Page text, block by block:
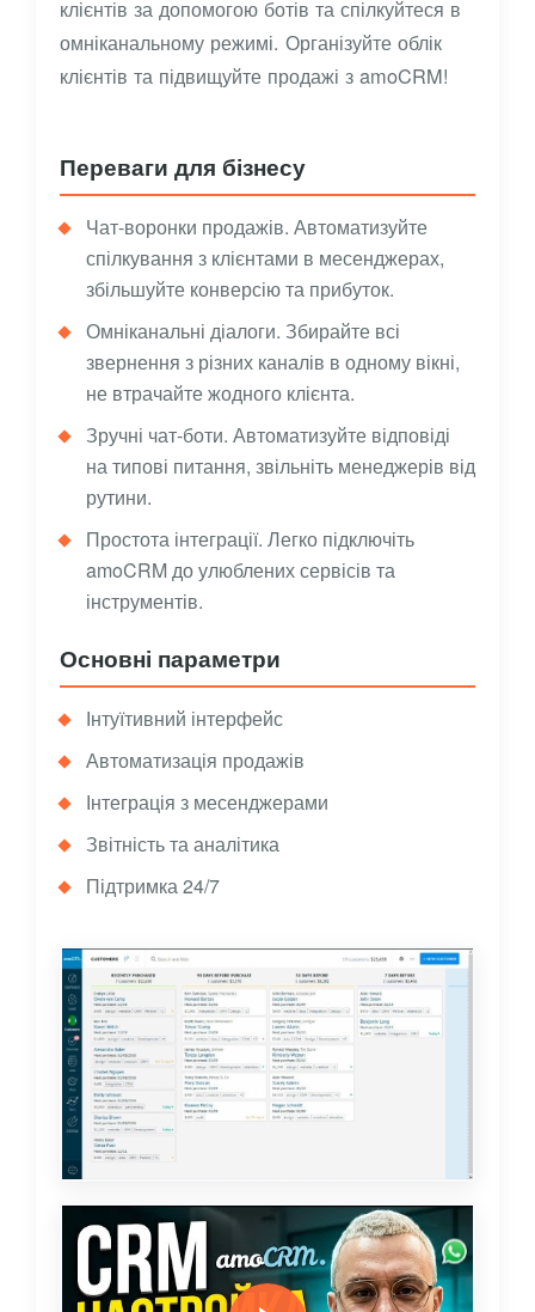
клієнтів за допомогою ботів та спілкуйтеся в
омніканальному режимі. Організуйте облік
клієнтів та підвищуйте продажі з amoCRM!
Переваги для бізнесу
Чат-воронки продажів. Автоматизуйте
спілкування з клієнтами в месенджерах,
збільшуйте конверсію та прибуток.
Омніканальні діалоги. Збирайте всі
звернення з різних каналів в одному вікні,
не втрачайте жодного клієнта.
Зручні чат-боти. Автоматизуйте відповіді
на типові питання, звільніть менеджерів від
рутини.
Простота інтеграції. Легко підключіть
amoCRM до улюблених сервісів та
інструментів.
Основні параметри
Інтуїтивний інтерфейс
Автоматизація продажів
Інтеграція з месенджерами
Звітність та аналітика
Підтримка 24/7